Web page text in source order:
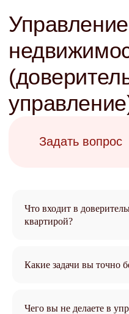
Что входит в
квартирой?
Какие задачи вы точно
Чего вы не делаете в
Поиск и
арендаторов